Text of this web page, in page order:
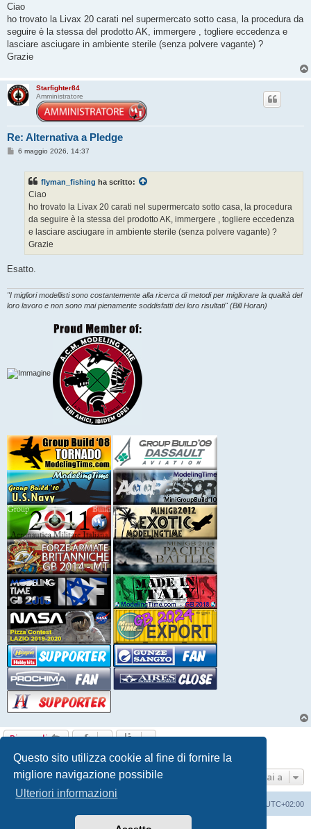
Questo sito utilizza cookie al fine di fornire la
migliore navigazione possibile
Ulteriori informazioni
s
a
g
g
i
o
Ciao
ho trovato la Livax 20 carati nel supermercato sotto casa, la procedura da
seguire è la stessa del prodotto AK, immergere , togliere eccedenza e
lasciare asciugare in ambiente sterile (senza polvere vagante) ?
Grazie
Starfighter84
Amministratore
Re: Alternativa a Pledge
M6 maggio 2026, 14:37
flyman_fishing ha scritto:
Ciao
ho trovato la Livax 20 carati nel supermercato sotto casa, la procedura
da seguire è la stessa del prodotto AK, immergere , togliere eccedenza
e lasciare asciugare in ambiente sterile (senza polvere vagante) ?
Grazie
Esatto.
"I migliori modellisti sono costantemente alla ricerca di metodi per migliorare la qualità del
loro lavoro e non sono mai pienamente soddisfatti dei loro risultati" (Bill Horan)
Rispondi
5 messaggi • Pagina1 di1
Vai a
UTC+02:00